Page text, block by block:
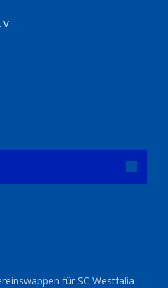
für SC Westfalia